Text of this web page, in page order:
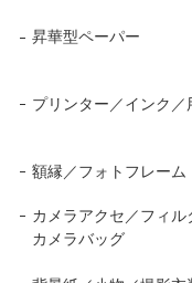
昇華型ペーパー
プリンター／インク／
額縁／フォトフレーム
カメラアクセ／フィル
カメラバッグ